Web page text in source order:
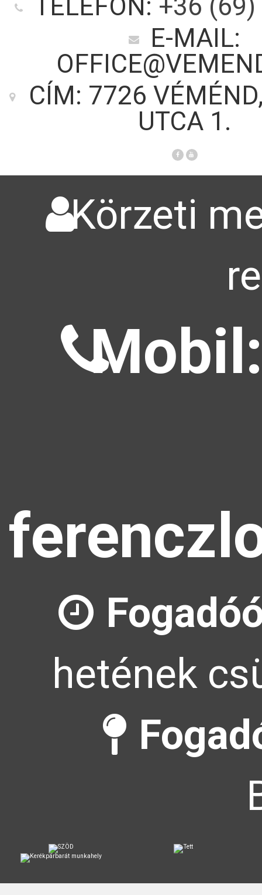
TELEFON: +36
E-MAIL:
CÍM: 7726
UTCA 1.
Körzeti
hetének